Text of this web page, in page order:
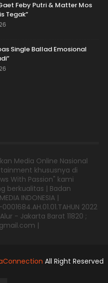
Feby Putri & Matter Mos
Tegak”
Single Ballad Emosional
Media Online Nasional
khususnya di
With Passion" kami
berkualitas | Badan
INDONESIA |
2022
- Jakarta Barat 11820 ;
|
All Right Reserved